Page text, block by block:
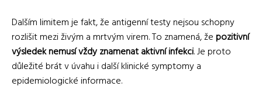
Dalším limitem je fakt, že antigenní testy nejsou schopny
rozlišit mezi živým a mrtvým virem. To znamená, žepozitivní
výsledek nemusí vždy znamenat aktivní infekci. Je proto
důležité brát v úvahu i další klinické symptomy a
epidemiologické informace.